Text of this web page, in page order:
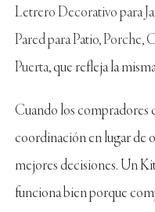
Letrero Decorativo para
Pared para Patio, Porche,
Puerta, que refleja la
Cuando los compradores
coordinación en lugar de
mejores decisiones. Un
funciona bien porque